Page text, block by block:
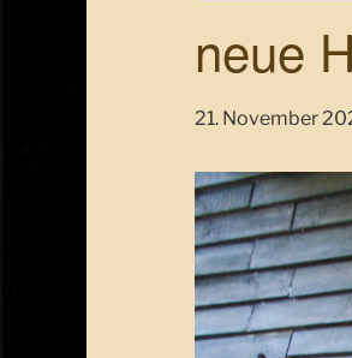
neue
21. November